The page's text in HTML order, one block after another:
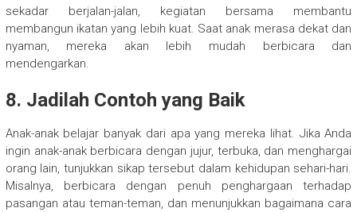
sekadar berjalan-jalan, kegiatan bersama membantu
membangun ikatan yang lebih kuat. Saat anak merasa dekat dan
nyaman, mereka akan lebih mudah berbicara dan
mendengarkan.
8. Jadilah Contoh yang Baik
Anak-anak belajar banyak dari apa yang mereka lihat. Jika Anda
ingin anak-anak berbicara dengan jujur, terbuka, dan menghargai
orang lain, tunjukkan sikap tersebut dalam kehidupan sehari-hari.
Misalnya, berbicara dengan penuh penghargaan terhadap
pasangan atau teman-teman, dan menunjukkan bagaimana cara